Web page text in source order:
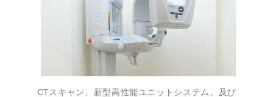
CTスキャン、新型高性能ユニットシステム、及び